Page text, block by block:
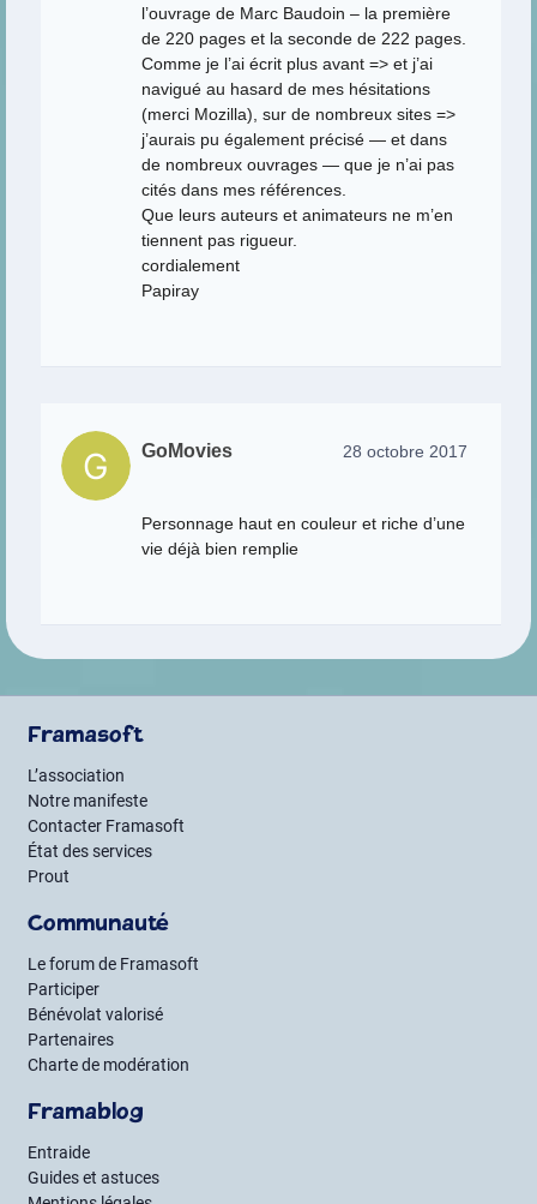
l’ouvrage de Marc Baudoin – la première
de 220 pages et la seconde de 222 pages.
Comme je l’ai écrit plus avant => et j’ai
navigué au hasard de mes hésitations
(merci Mozilla), sur de nombreux sites =>
j’aurais pu également précisé — et dans
de nombreux ouvrages — que je n’ai pas
cités dans mes références.
Que leurs auteurs et animateurs ne m’en
tiennent pas rigueur.
cordialement
Papiray
GoMovies 28 octobre 2017
Personnage haut en couleur et riche d’une
vie déjà bien remplie
Framasoft
L’association
Notre manifeste
Contacter Framasoft
État des services
Prout
Communauté
Le forum de Framasoft
Participer
Bénévolat valorisé
Partenaires
Charte de modération
Framablog
Entraide
Guides et astuces